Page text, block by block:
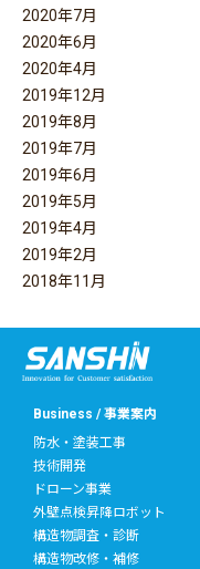
2020年7月
2020年6月
2020年4月
2019年12月
2019年8月
2019年7月
2019年6月
2019年5月
2019年4月
2019年2月
2018年11月
Business / 事業案内
防水・塗装工事
技術開発
ドローン事業
外壁点検昇降ロボット
構造物調査・診断
構造物改修・補修